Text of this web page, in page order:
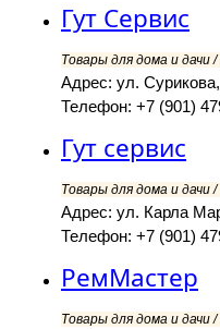
Гут Сервис
Товары для дома и дачи
Адрес: ул.
Телефон: +7 (901)
Гут сервис
Товары для дома и дачи
Адрес: ул. Карла
Телефон: +7 (901)
РемМастер
Товары для дома и дачи